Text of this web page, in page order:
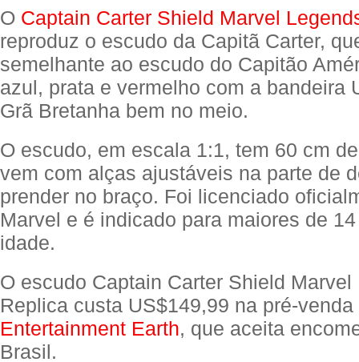
O Captain Carter Shield Marvel
reproduz o escudo da Capitã Carter,
semelhante ao escudo do Capitão
azul, prata e vermelho com a bandeira
Grã Bretanha bem no meio.
O escudo, em escala 1:1, tem 60 cm
vem com alças ajustáveis na parte de
prender no braço. Foi licenciado
Marvel e é indicado para maiores de
idade.
O escudo Captain Carter Shield Marvel
Replica custa US$149,99 na pré-venda
Entertainment Earth, que aceita
Brasil.